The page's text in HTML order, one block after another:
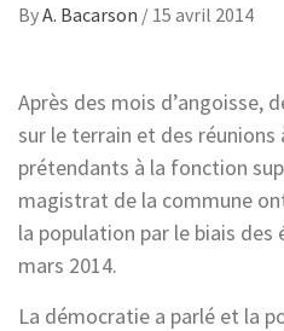
ByA. Bacarson / 15 avril 2014
Après des mois d’angoisse,
sur le terrain et des réunions
prétendants à la fonction
magistrat de la commune
la population par le biais
mars 2014.
La démocratie a parlé et la